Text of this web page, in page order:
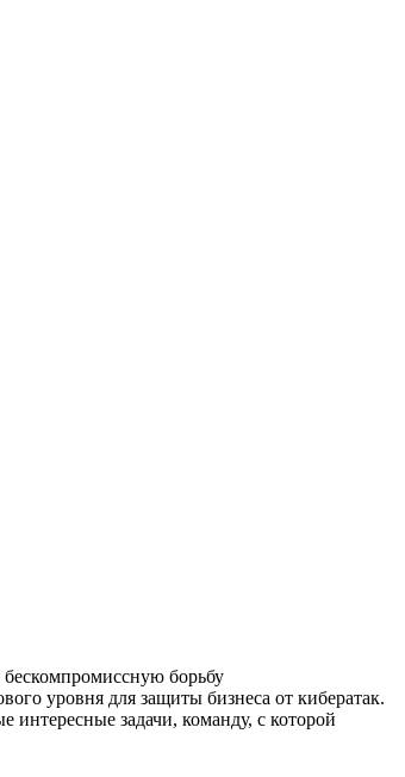
борьбу
уровня для защиты бизнеса от кибератак.
интересные задачи, команду, с которой